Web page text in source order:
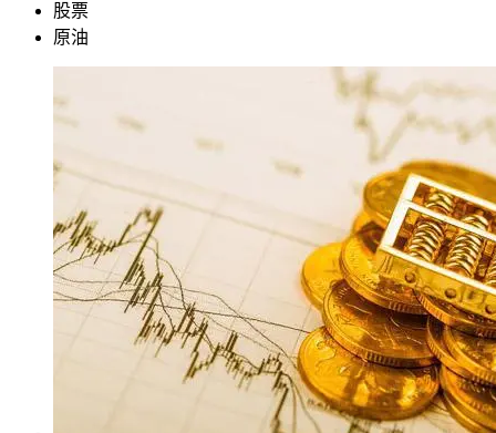
股票
原油